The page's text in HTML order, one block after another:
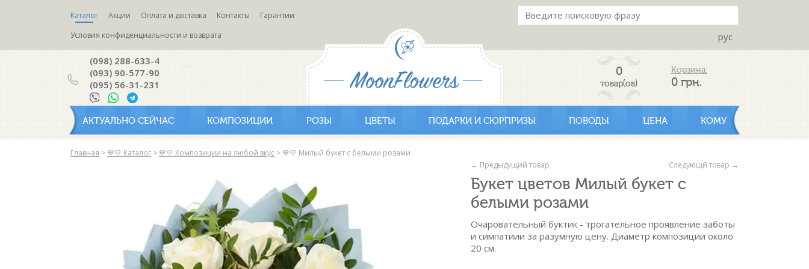
Каталог Акции Оплата и доставка Контакты
Гарантии
Условия конфиденциальности и возврата
рус
(098) 288-633-4
(093) 90-577-90
(095) 56-31-231
0
товар(ов)
Корзина:
0 грн.
АКТУАЛЬНО СЕЙЧАС КОМПОЗИЦИИ РОЗЫ ЦВЕТЫ ПОДАРКИ И СЮРПРИЗЫ ПОВОДЫ ЦЕНА КОМУ
Главная > 💙💛 Каталог > 💙💛 Композиции на любой вкус > 💙💛 Милый букет с белыми розами
Следующй товар →
← Предыдущий товар
Букет цветов Милый букет с
белыми розами
Очаровательный буктик - трогательное проявление заботы
и симпатиии за разумную цену. Диаметр композиции около
20 см.